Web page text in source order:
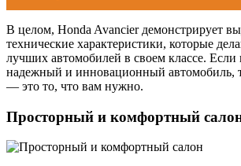
В целом, Honda Avancier демонстрирует
технические характеристики, которые
лучших автомобилей в своем классе.
надежный и инновационный автомобиль,
— это то, что вам нужно.
Просторный и комфортный